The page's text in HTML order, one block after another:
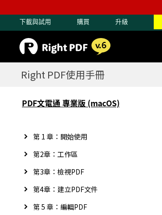
下載與試用 購買 升級
Right PDF使用手冊
PDF文電通 專業版 (macOS)
第 1 章：開始使用
第2章：工作區
第3章：檢視PDF
第4章：建立PDF文件
第 5 章：編輯PDF